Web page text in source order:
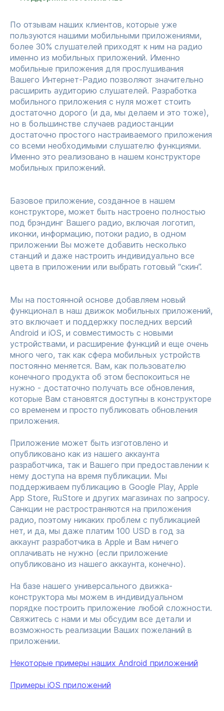
По отзывам наших клиентов, которые уже
пользуются нашими мобильными приложениями,
более 30% слушателей приходят к ним на радио
именно из мобильных приложений. Именно
мобильные приложения для прослушивания
Вашего Интернет-Радио позволяют значительно
расширить аудиторию слушателей. Разработка
мобильного приложения с нуля может стоить
достаточно дорого (и да, мы делаем и это тоже),
но в большинстве случаев радиостанции
достаточно простого настраиваемого приложения
со всеми необходимыми слушателю функциями.
Именно это реализовано в нашем конструкторе
мобильных приложений.
Базовое приложение, созданное в нашем
конструкторе, может быть настроено полностью
под брэндинг Вашего радио, включая логотип,
иконки, информацию, потоки радио, в одном
приложении Вы можете добавить несколько
станций и даже настроить индивидуально все
цвета в приложении или выбрать готовый “скин”.
Мы на постоянной основе добавляем новый
функционал в наш движок мобильных приложений,
это включает и поддержку последних версий
Android и iOS, и совместимость с новыми
устройствами, и расширение функций и еще очень
много чего, так как сфера мобильных устройств
постоянно меняется. Вам, как пользователю
конечного продукта об этом беспокоиться не
нужно - достаточно получать все обновления,
которые Вам становятся доступны в конструкторе
со временем и просто публиковать обновления
приложения.
Приложение может быть изготовлено и
опубликовано как из нашего аккаунта
разработчика, так и Вашего при предоставлении к
нему доступа на время публикации. Мы
поддерживаем публикацию в Google Play, Apple
App Store, RuStore и других магазинах по запросу.
Санкции не растространяются на приложения
радио, поэтому никаких проблем с публикацией
нет, и да, мы даже платим 100 USD в год за
аккаунт разработчика в Apple и Вам ничего
оплачивать не нужно (если приложение
опубликовано из нашего аккаунта, конечно).
На базе нашего универсального движка-
конструктора мы можем в индивидуальном
порядке построить приложение любой сложности.
Свяжитесь с нами и мы обсудим все детали и
возможность реализации Ваших пожеланий в
приложении.
Некоторые примеры наших Android приложений
Примеры iOS приложений